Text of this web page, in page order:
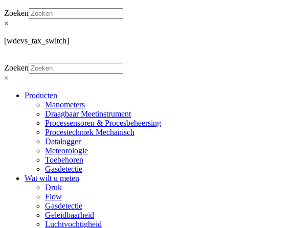
Zoeken
×
[wdevs_tax_switch]
Zoeken
×
Producten
Manometers
Draagbaar Meetinstrument
Processensoren & Procesbeheersing
Procestechniek Mechanisch
Datalogger
Meteorologie
Toebehoren
Gasdetectie
Wat wilt u meten
Druk
Flow
Gasdetectie
Geleidbaarheid
Luchtvochtigheid